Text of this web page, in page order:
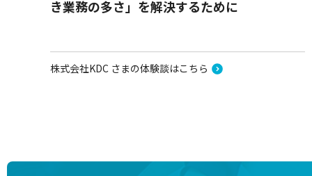
き業務の多さ」を解決するために
株式会社KDC さまの体験談はこちら